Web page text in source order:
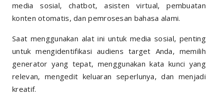
media sosial, chatbot, asisten virtual, pembuatan
konten otomatis, dan pemrosesan bahasa alami.
Saat menggunakan alat ini untuk media sosial, penting
untuk mengidentifikasi audiens target Anda, memilih
generator yang tepat, menggunakan kata kunci yang
relevan, mengedit keluaran seperlunya, dan menjadi
kreatif.